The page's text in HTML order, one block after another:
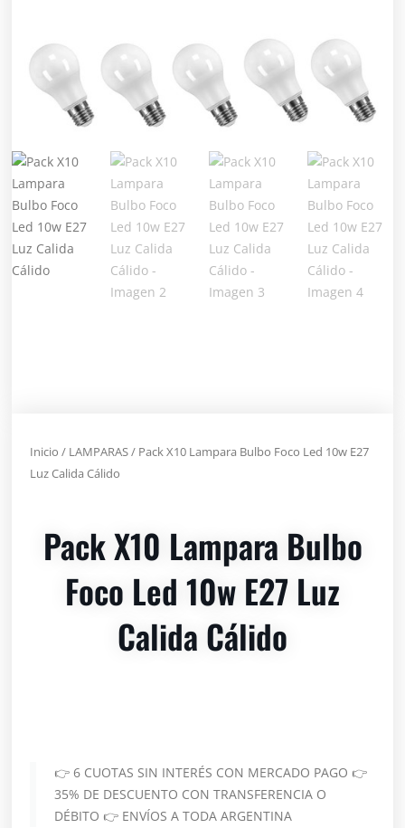
Inicio / LAMPARAS/ Pack X10 Lampara Bulbo Foco Led 10w E27
Luz Calida Cálido
Pack X10 Lampara Bulbo
Foco Led 10w E27 Luz
Calida Cálido
👉 6 CUOTAS SIN INTERÉS CON MERCADO PAGO 👉
35% DE DESCUENTO CON TRANSFERENCIA O
DÉBITO 👉 ENVÍOS A TODA ARGENTINA